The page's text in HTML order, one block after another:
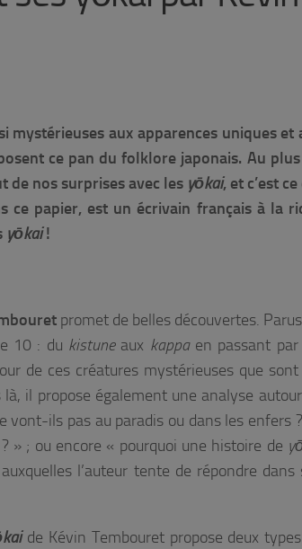
mystérieusesaux apparences uniques et
ce pan du folklore japonais. Au
de nos surprises avec les yōkai, et c’est
ce papier, est un écrivain français à la
yōkai!
promet de belles découvertes.
10 : du kistuneaux kappaen passant par
de ces créatures mystérieuses que
il propose également une analyse
vont-ils pas au paradis ou dans les enfers
» ; ou encore « pourquoi une histoire de
l’auteur tente de répondre dans
de Kévin Tembouret propose deux